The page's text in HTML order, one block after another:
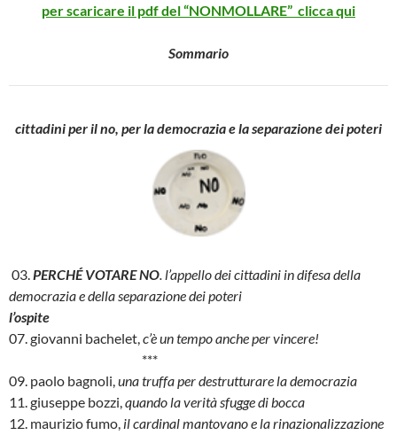
per scaricare il pdf del “NONMOLLARE” clicca qui
Sommario
cittadini per il no, per la democrazia e la separazione dei poteri
03.PERCHÉ VOTARE NO. l’appello dei cittadini in difesa della
democrazia e della separazione dei poteri
l’ospite
07. giovanni bachelet,c’è un tempo anche per vincere!
***
09. paolo bagnoli,una truffa per destrutturare la democrazia
11. giuseppe bozzi,quando la verità sfugge di bocca
12. maurizio fumo, il cardinal mantovano e la rinazionalizzazione